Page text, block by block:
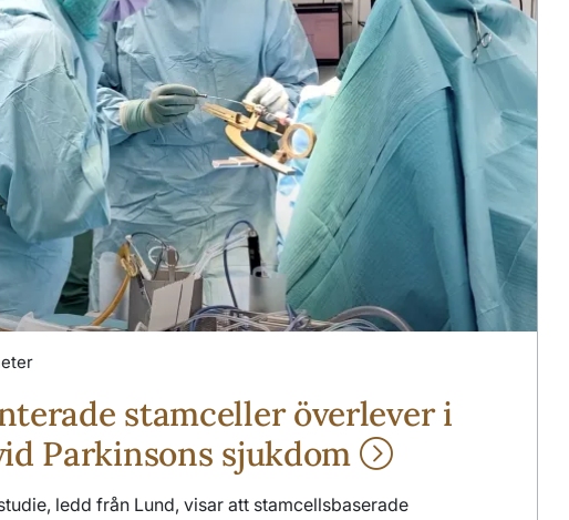
stamceller överlever i
Parkinsons sjukdom
ledd från Lund, visar att stamcellsbaserade